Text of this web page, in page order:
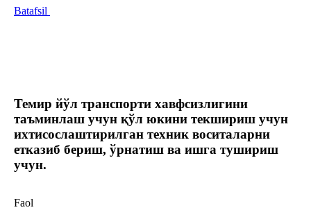
Batafsil
Темир йўл транспорти хавфсизлигини
таъминлаш учун қўл юкини текшириш учун
ихтисослаштирилган техник воситаларни
етказиб бериш, ўрнатиш ва ишга тушириш
учун.
Faol